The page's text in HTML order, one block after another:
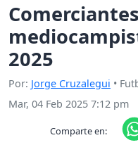
2025
Por: Jorge Cruzalegui •
Mar, 04 Feb 2025 7:12 pm
Comparte en: